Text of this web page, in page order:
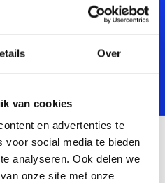
Over
van cookies
en advertenties te
voor social media te bieden
analyseren. Ook delen we
onze site met onze